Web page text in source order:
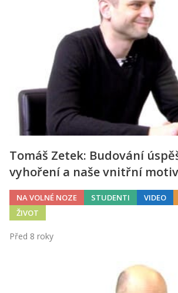
Tomáš Zetek: Budování
vyhoření a naše vnitřní
NA VOLNÉ NOZE STUDENTI VIDEO
ŽIVOT
Před 8 roky